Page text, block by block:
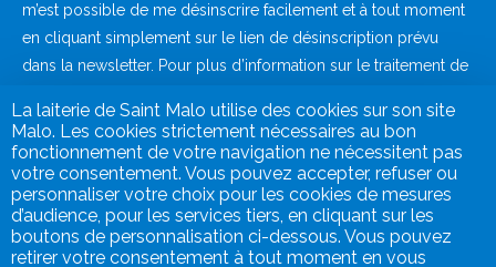
La laiterie de Saint Malo utilise des cookies sur son site
Malo. Les cookies strictement nécessaires au bon
fonctionnement de votre navigation ne nécessitent pas
votre consentement. Vous pouvez accepter, refuser ou
personnaliser votre choix pour les cookies de mesures
d’audience, pour les services tiers, en cliquant sur les
boutons de personnalisation ci-dessous. Vous pouvez
retirer votre consentement à tout moment en vous
m’est possible de me désinscrire facilement et à tout moment
en cliquant simplement sur le lien de désinscription prévu
dans la newsletter. Pour plus d’information sur le traitement de
de protection des données.